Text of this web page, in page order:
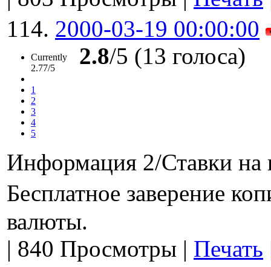
114. 2000-03-19 00:00:00
Currently
2.77/5
1
2
3
4
5
2.8/5 (13 голоса)
Информация 2/Ставки на
Бесплатное заверение
валюты.
| 840 Просмотры | Печать